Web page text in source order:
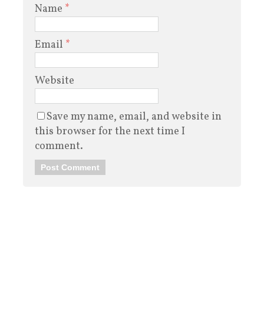
Name *
Email *
Website
Save my name, email, and website in
this browser for the next time I
comment.